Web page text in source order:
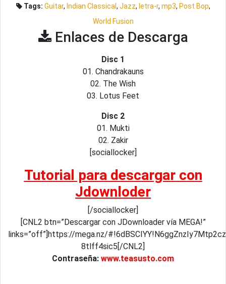
Tags: Guitar, Indian Classical , Jazz, letra-r, mp3, Post Bop,
World Fusion
Enlaces de Descarga
Disc 1
01. Chandrakauns
02. The Wish
03. Lotus Feet
Disc 2
01. Mukti
02. Zakir
[sociallocker]
Tutorial para descargar con
Jdownloder
[/sociallocker]
[CNL2 btn=”Descargar con JDownloader vía MEGA!”
links=”off”]https://mega.nz/
8tlff4sic5[/CNL2]
Contraseña: www.teasusto.com